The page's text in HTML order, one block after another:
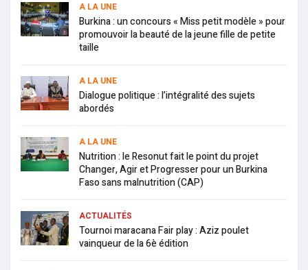
A LA UNE
Burkina : un concours « Miss petit modèle » pour
promouvoir la beauté de la jeune fille de petite
taille
A LA UNE
Dialogue politique : l’intégralité des sujets
abordés
A LA UNE
Nutrition : le Resonut fait le point du projet
Changer, Agir et Progresser pour un Burkina
Faso sans malnutrition (CAP)
ACTUALITÉS
Tournoi maracana Fair play : Aziz poulet
vainqueur de la 6è édition